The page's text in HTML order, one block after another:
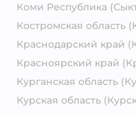
Коми Республика
Костромская область
Краснодарский край
Красноярский край
Курганская область
Курская область